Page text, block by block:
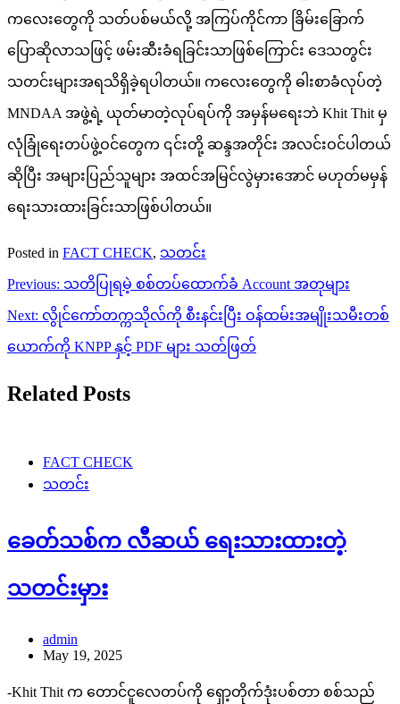
ကလေးတွေကို သတ်ပစ်မယ်လို့ အကြပ်ကိုင်ကာ ခြိမ်းခြောက်
ပြောဆိုလာသဖြင့် ဖမ်းဆီးခံရခြင်းသာဖြစ်ကြောင်း ဒေသတွင်း
သတင်းများအရသိရှိခဲ့ရပါတယ်။ ကလေးတွေကို ဓါးစာခံလုပ်တဲ့
MNDAA အဖွဲ့ရဲ့ ယုတ်မာတဲ့လုပ်ရပ်ကို အမှန်မရေးဘဲ Khit Thit မှ
လုံခြုံရေးတပ်ဖွဲ့ဝင်တွေက ၎င်းတို့ ဆန္ဒအတိုင်း အလင်းဝင်ပါတယ်
ဆိုပြီး အများပြည်သူများ အထင်အမြင်လွဲမှားအောင် မဟုတ်မမှန်
ရေးသားထားခြင်းသာဖြစ်ပါတယ်။
Posted in FACT CHECK, သတင်း
Post
navigation
Previous: သတိပြုရမဲ့ စစ်တပ်ထောက်ခံ Account အတုများ
Next: လွိုင်ကော်တက္ကသိုလ်ကို စီးနင်းပြီး ဝန်ထမ်းအမျိုးသမီးတစ်
ယောက်ကို KNPP နှင့် PDF များ သတ်ဖြတ်
Related Posts
FACT CHECK
သတင်း
ခေတ်သစ်က လီဆယ် ရေးသားထားတဲ့
သတင်းမှား
admin
May 19, 2025
-Khit Thit က တောင်ငူလေတပ်ကို ရှော့တိုက်ဒုံးပစ်တာ စစ်သည်